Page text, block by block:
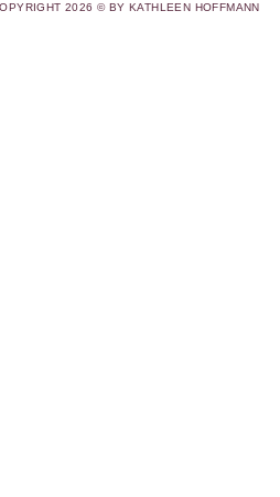
2026 © BY KATHLEEN HOFFMANN